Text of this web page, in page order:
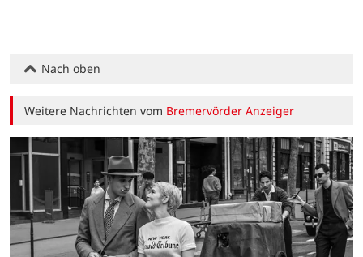
Nach oben
Weitere Nachrichten vom Bremervörder Anzeiger